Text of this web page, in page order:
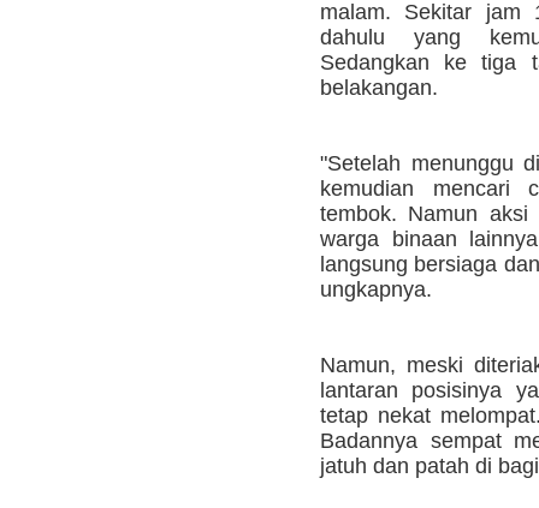
malam. Sekitar jam
dahulu yang
Sedangkan ke tiga
belakangan.
"Setelah menunggu
kemudian mencari
tembok. Namun
warga binaan
langsung bersiaga
ungkapnya.
Namun, meski
lantaran posisinya
tetap nekat
Badannya sempat
jatuh dan patah di